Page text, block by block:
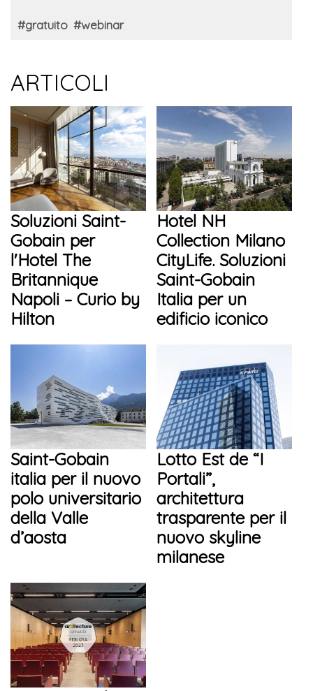
#gratuito #webinar
ARTICOLI
Soluzioni Saint-
Gobain per
l'Hotel The
Britannique
Napoli – Curio by
Hilton
Hotel NH
Collection Milano
CityLife. Soluzioni
Saint-Gobain
Italia per un
edificio iconico
Saint-Gobain
italia per il nuovo
polo universitario
della Valle
d’aosta
Lotto Est de “I
Portali”,
architettura
trasparente per il
nuovo skyline
milanese